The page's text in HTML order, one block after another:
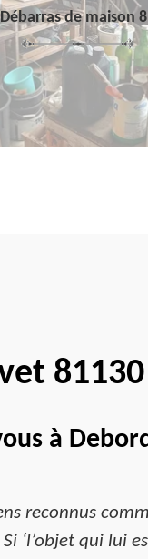
Débarras de maison
81130
à
reconnus
‘l’objet qui lui